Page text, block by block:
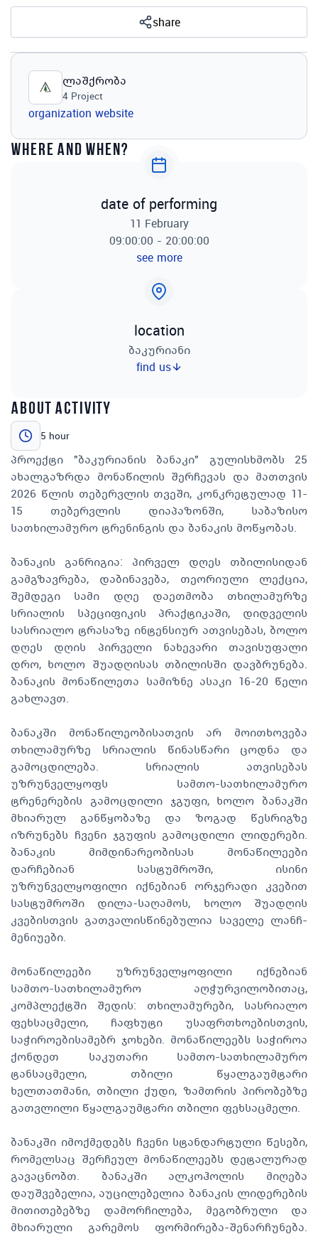
share
ლაშქრობა
4 Project
organization website
where and when?
date of performing
11 February
09:00:00 - 20:00:00
see more
location
ბაკურიანი
find us
about activity
5 hour
პროექტი "ბაკურიანის ბანაკი" გულისხმობს 25
ახალგაზრდა მონაწილის შერჩევას და მათთვის
2026 წლის თებერვლის თვეში, კონკრეტულად 11-
15 თებერვლის დიაპაზონში, საბაზისო
სათხილამურო ტრენინგის და ბანაკის მოწყობას.
ბანაკის განრიგია: პირველ დღეს თბილისიდან
გამგზავრება, დაბინავება, თეორიული ლექცია,
შემდეგი სამი დღე დაეთმობა თხილამურზე
სრიალის სპეციფიკის პრაქტიკაში, დიდველის
სასრიალო ტრასაზე ინტენსიურ ათვისებას, ბოლო
დღეს დღის პირველი ნახევარი თავისუფალი
დრო, ხოლო შუადღისას თბილისში დავბრუნება.
ბანაკის მონაწილეთა სამიზნე ასაკი 16-20 წელი
გახლავთ.
ბანაკში მონაწილეობისათვის არ მოითხოვება
თხილამურზე სრიალის წინასწარი ცოდნა და
გამოცდილება. სრიალის ათვისებას
უზრუნველყოფს სამთო-სათხილამურო
ტრენერების გამოცდილი ჯგუფი, ხოლო ბანაკში
მხიარულ განწყობაზე და ზოგად წესრიგზე
იზრუნებს ჩვენი ჯგუფის გამოცდილი ლიდერები.
ბანაკის მიმდინარეობისას მონაწილეები
დარჩებიან სასტუმროში, ისინი
უზრუნველყოფილი იქნებიან ორჯერადი კვებით
სასტუმროში დილა-საღამოს, ხოლო შუადღის
კვებისთვის გათვალისწინებულია საველე ლანჩ-
მენიუები.
მონაწილეები უზრუნველყოფილი იქნებიან
სამთო-სათხილამურო აღჭურვილობითაც,
კომპლექტში შედის: თხილამურები, სასრიალო
ფეხსაცმელი, ჩაფხუტი უსაფრთხოებისთვის,
საჭიროებისამებრ ჯოხები. მონაწილეებს საჭიროა
ქონდეთ საკუთარი სამთო-სათხილამურო
ტანსაცმელი, თბილი წყალგაუმტარი
ხელთათმანი, თბილი ქუდი, ზამთრის პირობებზე
გათვლილი წყალგაუმტარი თბილი ფეხსაცმელი.
ბანაკში იმოქმედებს ჩვენი სტანდარტული წესები,
რომელსაც შერჩეულ მონაწილეებს დეტალურად
გავაცნობთ. ბანაკში ალკოჰოლის მიღება
დაუშვებელია, აუცილებელია ბანაკის ლიდერების
მითითებებზე დამორჩილება, მეგობრული და
მხიარული გარემოს ფორმირება-შენარჩუნება.